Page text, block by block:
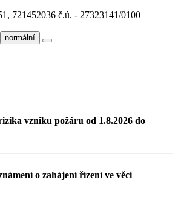
721452036 č.ú. - 27323141/0100
normální
vzniku požáru od 1.8.2026 do
o zahájení řízení ve věci